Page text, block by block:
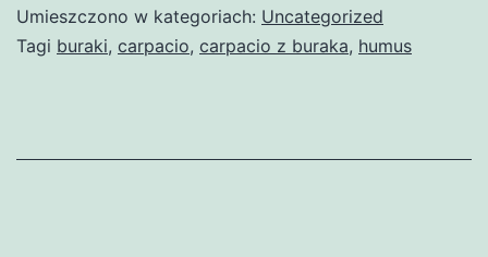
Umieszczono w kategoriach: Uncategorized
Tagi buraki, carpacio, carpacio z buraka, humus